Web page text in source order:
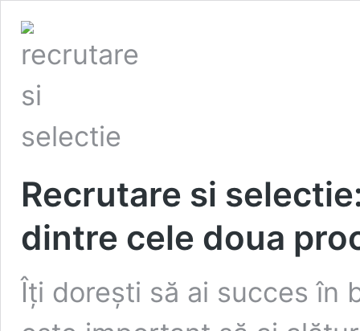
Recrutare si
dintre cele doua
Îți dorești să ai succes în